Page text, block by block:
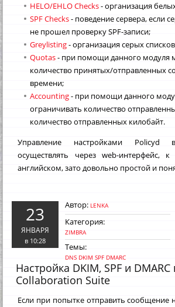
HELO/EHLO Checks- организация
SPF Checks- поведение сервера, если
не прошел проверку SPF-записи;
Greylisting- организация серых
Quotas- при помощи данного модуля
количество принятых/отправленных
времени;
Accounting- при помощи данного
ограничивать количество
количество отправленных килобайт.
Управление настройками
осуществлять через web-интерфейс,
английском, зато довольно простой и
23
ЯНВАРЯ
в 10:28
Автор: LENKA
Категория:
ZIMBRA
Темы:
DNS DKIM SPF DMARC
Настройка DKIM, SPF и
Collaboration Suite
Если при попытке отправить сообщение